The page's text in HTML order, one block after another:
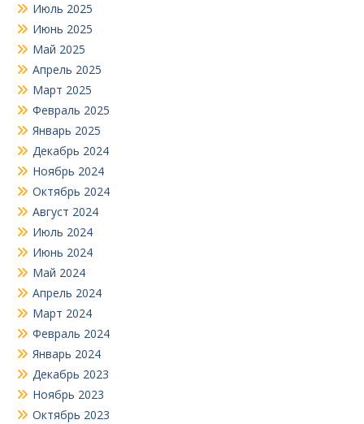
Июль 2025
Июнь 2025
Май 2025
Апрель 2025
Март 2025
Февраль 2025
Январь 2025
Декабрь 2024
Ноябрь 2024
Октябрь 2024
Август 2024
Июль 2024
Июнь 2024
Май 2024
Апрель 2024
Март 2024
Февраль 2024
Январь 2024
Декабрь 2023
Ноябрь 2023
Октябрь 2023